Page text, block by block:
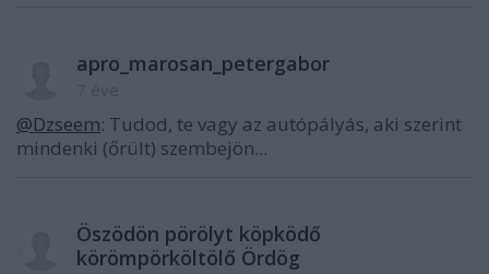
apro_marosan_petergabor
@Dzseem: Tudod, te vagy az autópályás, aki szerint
mindenki (őrült) szembejön...
Öszödön pörölyt köpködő
körömpörköltölő Ördög